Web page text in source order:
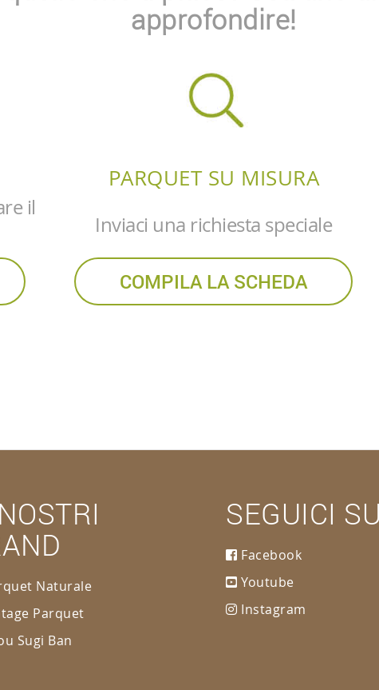
approfondire!
il
PARQUET SU MISURA
Inviaci una richiesta speciale
COMPILA LA SCHEDA
Naturale
Parquet
Sugi Ban
SEGUICI SU
Facebook
Youtube
Instagram